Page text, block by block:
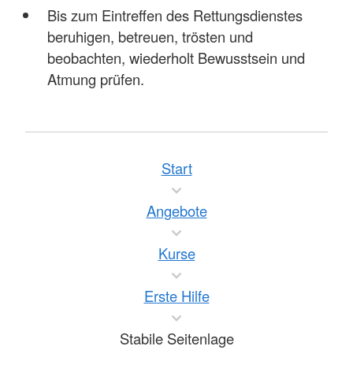
Bis zum Eintreffen des Rettungsdienstes
beruhigen, betreuen, trösten und
beobachten, wiederholt Bewusstsein und
Atmung prüfen.
Start
Angebote
Kurse
Erste Hilfe
Stabile Seitenlage